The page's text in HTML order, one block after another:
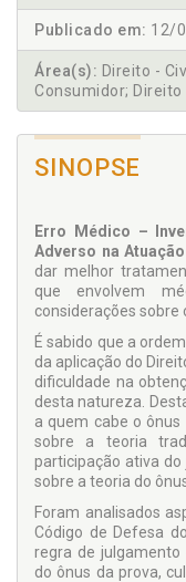
Publicado em: 12/
Área(s): Direito -
Consumidor; Direito
SINOPSE
Erro Médico –
Adverso na
dar melhor
que envolvem
considerações sobre
É sabido que a
da aplicação do
dificuldade na
desta natureza.
a quem cabe o
sobre a teoria
participação ativa
sobre a teoria do
Foram analisados
Código de Defesa
regra de
do ônus da prova,